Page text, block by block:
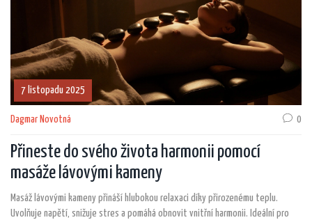
7 listopadu 2025
Dagmar Novotná 0
Přineste do svého života harmonii pomocí
masáže lávovými kameny
Masáž lávovými kameny přináší hlubokou relaxaci díky přirozenému teplu.
Uvolňuje napětí, snižuje stres a pomáhá obnovit vnitřní harmonii. Ideální pro